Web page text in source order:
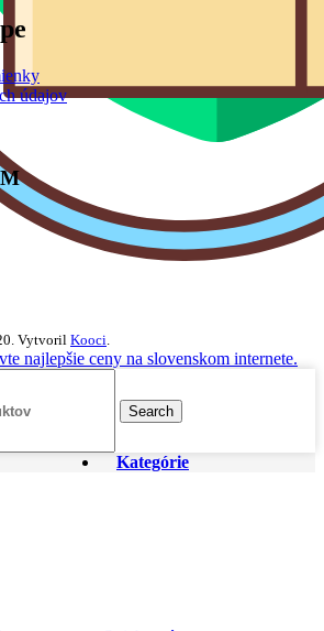
údajov
Vytvoril Kooci.
Search
Kategórie